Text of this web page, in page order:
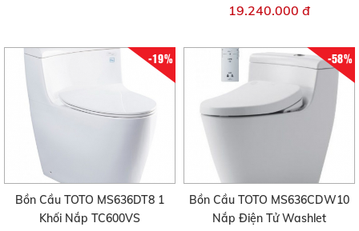
19.240.000 đ
-19%
Bồn Cầu TOTO MS636DT8 1
Khối Nắp TC600VS
-58%
Bồn Cầu TOTO MS636CDW10
Nắp Điện Tử Washlet